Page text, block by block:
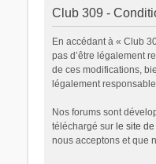
Club 309 -
En accédant à « Club
pas d’être légalement
de ces modifications,
légalement
Nos forums sont
téléchargé sur le site
nous acceptons et que